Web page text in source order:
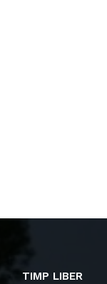
TIMP LIBER